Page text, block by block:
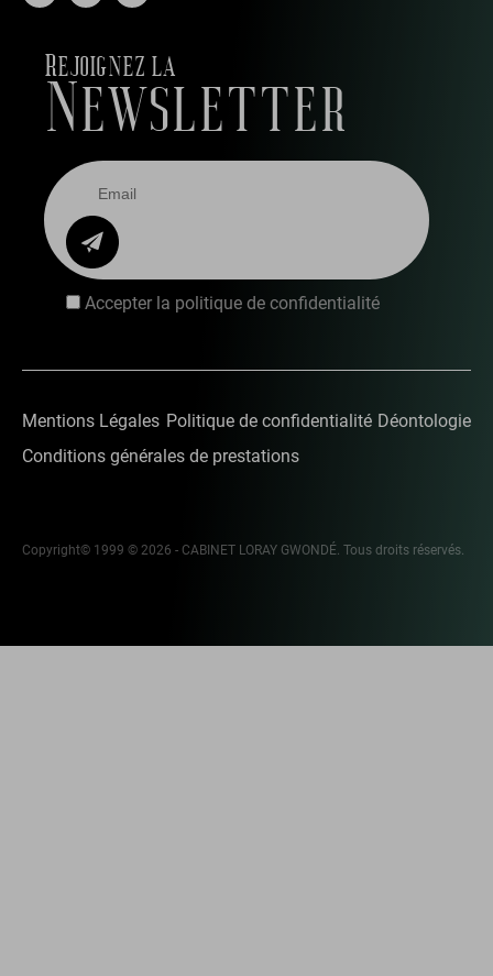
Rejoignez la
Newsletter
Accepter la politique de confidentialité
Mentions Légales Politique de confidentialité Déontologie
Conditions générales de prestations
Copyright© 1999 © 2026 - CABINET LORAY GWONDÉ. Tous droits réservés.